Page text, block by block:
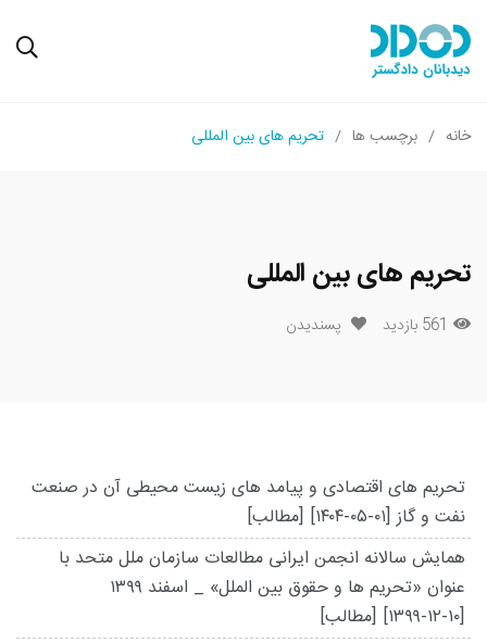
خانه برچسب ها تحریم های بین المللی
تحریم های بین المللی
561 بازدید پسندیدن
تحریم های اقتصادی و پیامد های زیست محیطی آن در صنعت
نفت و گاز [۱۴۰۴-۰۵-۰۱] [مطالب]
همایش سالانه انجمن ایرانی مطالعات سازمان ملل متحد با
عنوان «تحریم ها و حقوق بین الملل» _ اسفند ۱۳۹۹
[۱۳۹۹-۱۲-۱۰] [مطالب]